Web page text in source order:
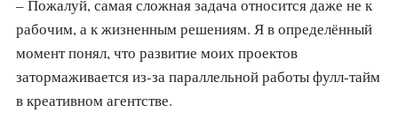
– Пожалуй, самая сложная задача относится даже не к
рабочим, а к жизненным решениям. Я в определённый
момент понял, что развитие моих проектов
затормаживается из-за параллельной работы фулл-тайм
в креативном агентстве.